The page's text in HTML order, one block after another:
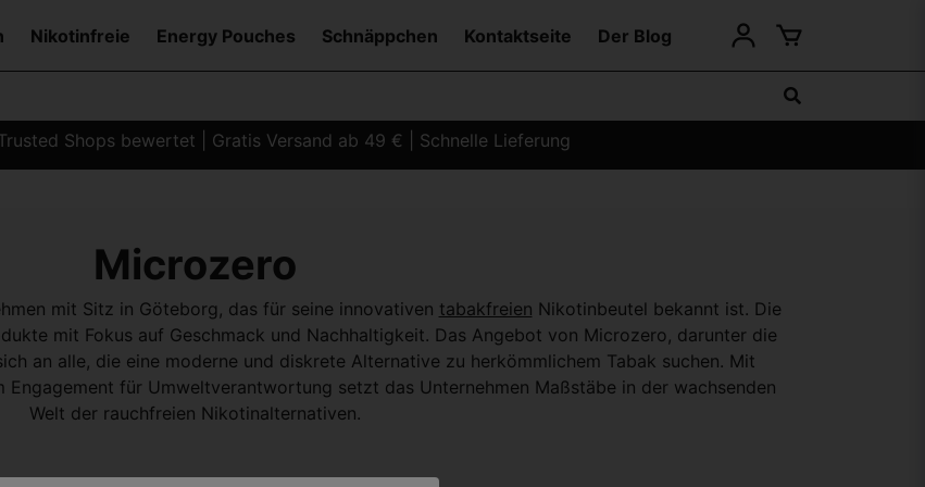
Nikotinfreie Energy Pouches Schnäppchen Kontaktseite Der Blog
Shops bewertet | Gratis Versand ab 49 € | Schnelle Lieferung
Microzero
mit Sitz in Göteborg, das für seine innovativen tabakfreien Nikotinbeutel bekannt ist. Die
mit Fokus auf Geschmack und Nachhaltigkeit. Das Angebot von Microzero, darunter die
an alle, die eine moderne und diskrete Alternative zu herkömmlichem Tabak suchen. Mit
für Umweltverantwortung setzt das Unternehmen Maßstäbe in der wachsenden
Welt der rauchfreien Nikotinalternativen.